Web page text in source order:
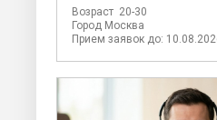
Возраст 20-30
Город Москва
Прием заявок до: